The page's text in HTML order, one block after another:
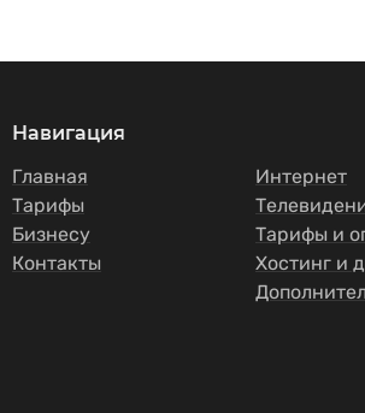
Навигация
Главная
Тарифы
Бизнесу
Контакты
Интернет
Тарифы и
Хостинг и